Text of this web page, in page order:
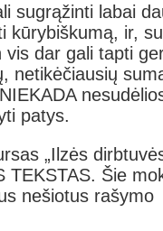
sugrąžinti labai
kūrybiškumą, ir,
dar gali tapti
netikėčiausių
patys.
„Ilzės
TEKSTAS. Šie
nešiotus rašymo